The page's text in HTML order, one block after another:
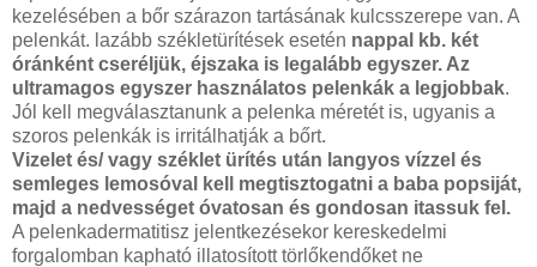
kezelésében a bőr szárazon tartásának kulcsszerepe van. A
pelenkát. lazább székletürítések esetén nappal kb. két
óránként cseréljük, éjszaka is legalább egyszer. Az
ultramagos egyszer használatos pelenkák a legjobbak.
Jól kell megválasztanunk a pelenka méretét is, ugyanis a
szoros pelenkák is irritálhatják a bőrt.
Vizelet és/ vagy széklet ürítés után langyos vízzel és
semleges lemosóval kell megtisztogatni a baba popsiját,
majd a nedvességet óvatosan és gondosan itassuk fel.
A pelenkadermatitisz jelentkezésekor kereskedelmi
forgalomban kapható illatosított törlőkendőket ne